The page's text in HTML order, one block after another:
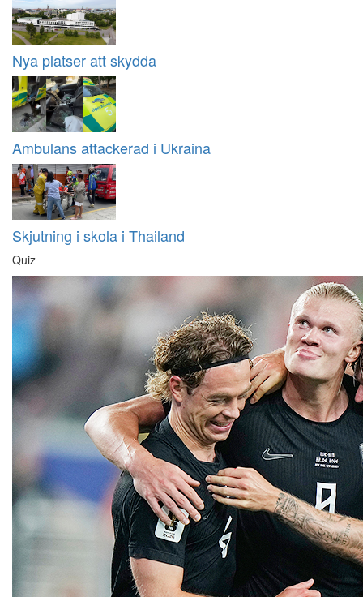
Nya platser att skydda
Ambulans attackerad i Ukraina
Skjutning i skola i Thailand
Quiz